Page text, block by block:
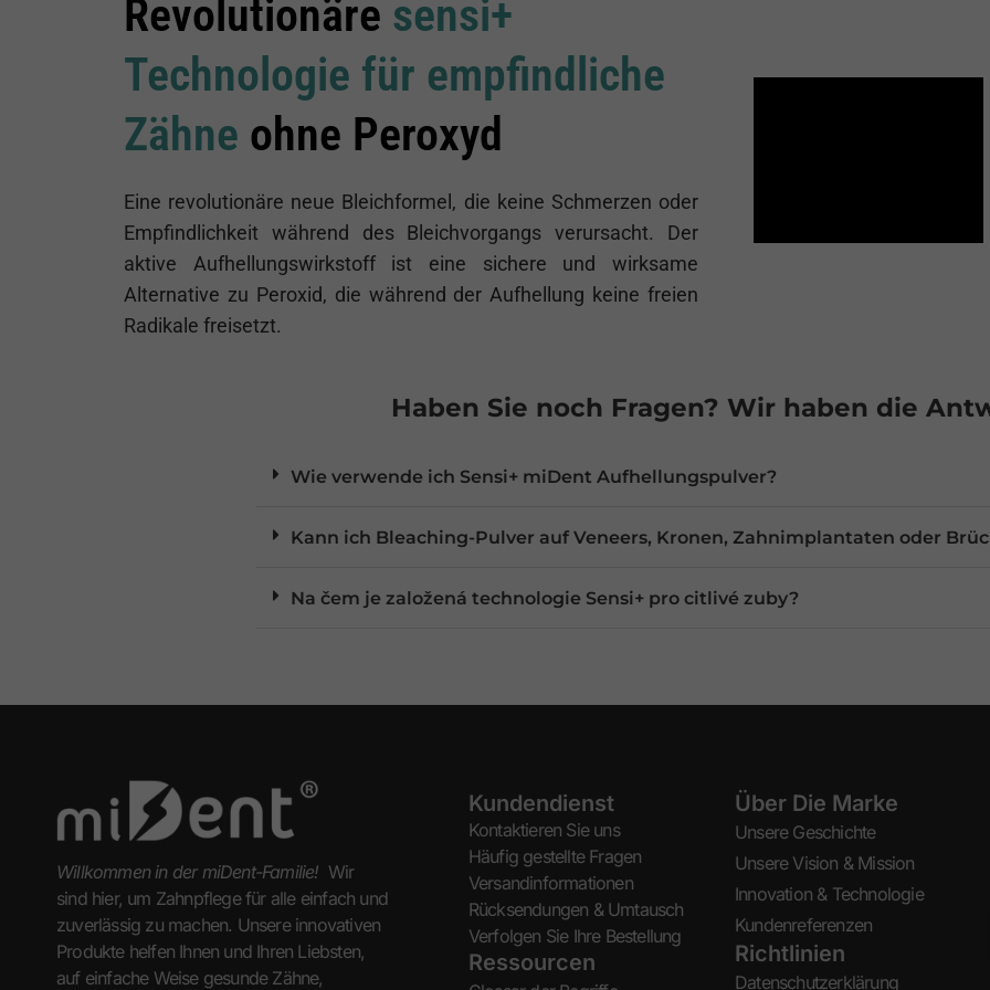
Revolutionäre sensi+
Technologie für empfindliche
Zähne ohne Peroxyd
Eine revolutionäre neue Bleichformel, die keine Schmerzen oder
Empfindlichkeit während des Bleichvorgangs verursacht. Der
aktive Aufhellungswirkstoff ist eine sichere und wirksame
Alternative zu Peroxid, die während der Aufhellung keine freien
Radikale freisetzt.
Haben Sie noch Fragen? Wir haben die
Wie verwende ich Sensi+ miDent Aufhellungspulver?
Kann ich Bleaching-Pulver auf Veneers, Kronen, Zahnimplantaten oder
Na čem je založená technologie Sensi+ pro citlivé zuby?
Willkommen in der miDent-Familie! Wir
sind hier, um Zahnpflege für alle einfach und
zuverlässig zu machen. Unsere innovativen
Produkte helfen Ihnen und Ihren Liebsten,
auf einfache Weise gesunde Zähne,
Kundendienst
Kontaktieren Sie uns
Häufig gestellte Fragen
Versandinformationen
Rücksendungen & Umtausch
Verfolgen Sie Ihre Bestellung
Ressourcen
Über Die Marke
Unsere Geschichte
Unsere Vision & Mission
Innovation & Technologie
Kundenreferenzen
Richtlinien
Datenschutzerklärung